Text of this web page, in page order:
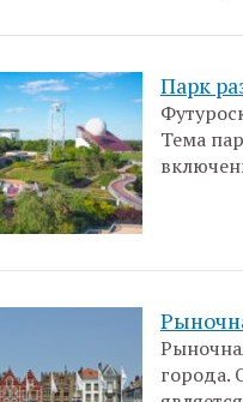
Парк
Тема
города.